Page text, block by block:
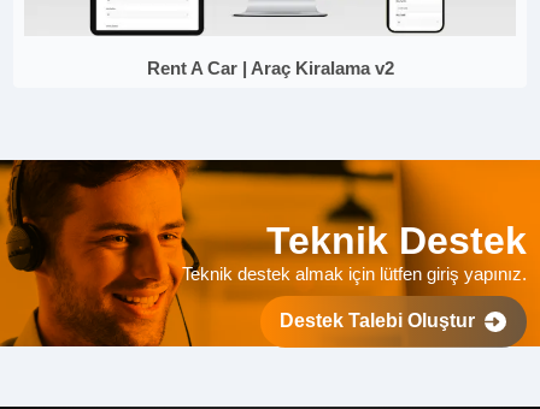
Rent A Car | Araç Kiralama v2
Teknik Destek
Teknik destek almak için lütfen giriş yapınız.
Destek Talebi Oluştur